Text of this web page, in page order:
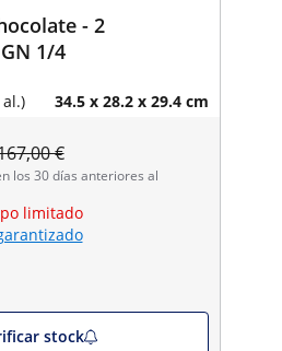
- 2
1/4
34.5 x 28.2 x 29.4 cm
€
los 30 días anteriores al
limitado
stock